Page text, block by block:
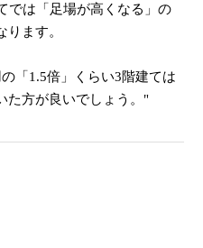
では「足場が高くなる」の
ます。
「1.5倍」くらい3階建ては
た方が良いでしょう。"